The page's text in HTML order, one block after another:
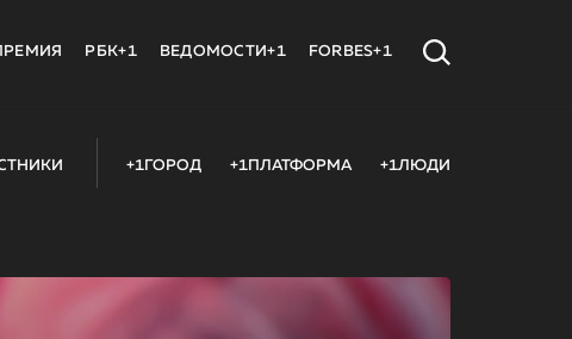
РБК+1 ВЕДОМОСТИ+1 FORBES+1
+1ГОРОД +1ПЛАТФОРМА +1ЛЮДИ